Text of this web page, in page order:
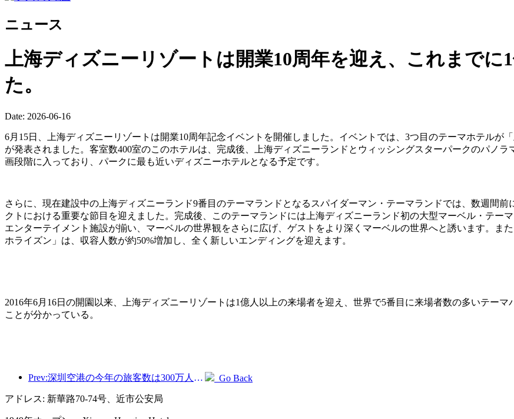
ニュース
上海ディズニーリゾートは開業10周年を迎え、これまでに
た。
Date: 2026-06-16
6月15日、上海ディズニーリゾートは開業10周年記念イベントを開催しました。イベントでは、3つ目のテーマホテルが
が発表されました。客室数400室のこのホテルは、完成後、上海ディズニーランドとウィッシングスターパークのパノ
画段階に入っており、パークに最も近いディズニーホテルとなる予定です。
さらに、現在建設中の上海ディズニーランド9番目のテーマランドとなるスパイダーマン・テーマランドでは、数週間
クトにおける重要な節目を迎えました。完成後、このテーマランドには上海ディズニーランド初の大型マーベル・テー
エンターテイメント施設が揃い、マーベルの世界観をさらに広げ、ゲストをより深くマーベルの世界へと誘います。ま
ホライズン」は、収容人数が約50%増加し、全く新しいエンディングを迎えます。
2016年6月16日の開園以来、上海ディズニーリゾートは1億人以上の来場者を迎え、世界で5番目に来場者数の多いテー
ことが分かっている。
Prev:深圳空港の今年の旅客数は300万人を超え、同期間の新記録を樹立した。 Go Back
アドレス: 新華路70-74号、近市公安局